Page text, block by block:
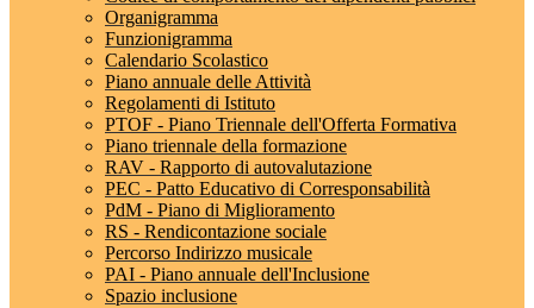
Organigramma
Funzionigramma
Calendario Scolastico
Piano annuale delle Attività
Regolamenti di Istituto
PTOF - Piano Triennale dell'Offerta Formativa
Piano triennale della formazione
RAV - Rapporto di autovalutazione
PEC - Patto Educativo di Corresponsabilità
PdM - Piano di Miglioramento
RS - Rendicontazione sociale
Percorso Indirizzo musicale
PAI - Piano annuale dell'Inclusione
Spazio inclusione